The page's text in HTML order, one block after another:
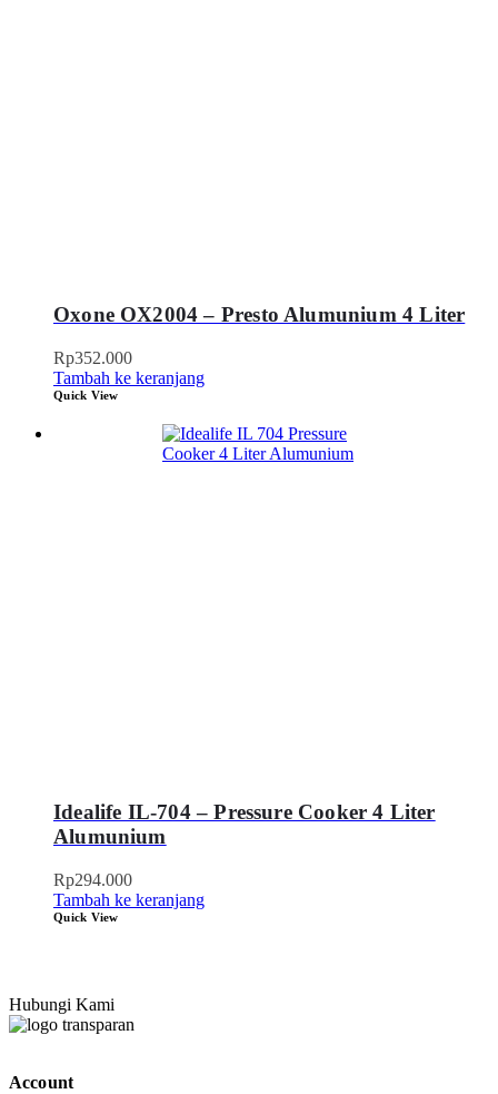
Oxone OX2004 – Presto Alumunium 4 Liter
Rp352.000
Tambah ke keranjang
Quick View
Idealife IL-704 – Pressure Cooker 4 Liter
Alumunium
Rp294.000
Tambah ke keranjang
Quick View
Hubungi Kami
Account